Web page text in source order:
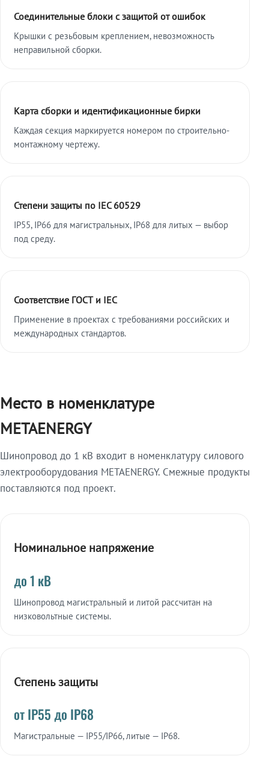
Соединительные блоки с защитой от ошибок
Крышки с резьбовым креплением, невозможность
неправильной сборки.
Карта сборки и идентификационные бирки
Каждая секция маркируется номером по строительно-
монтажному чертежу.
Степени защиты по IEC 60529
IP55, IP66 для магистральных, IP68 для литых — выбор
под среду.
Соответствие ГОСТ и IEC
Применение в проектах с требованиями российских и
международных стандартов.
Место в номенклатуре
METAENERGY
Шинопровод до 1 кВ входит в номенклатуру силового
электрооборудования METAENERGY. Смежные продукты
поставляются под проект.
Номинальное напряжение
до 1 кВ
Шинопровод магистральный и литой рассчитан на
низковольтные системы.
Степень защиты
от IP55 до IP68
Магистральные — IP55/IP66, литые — IP68.